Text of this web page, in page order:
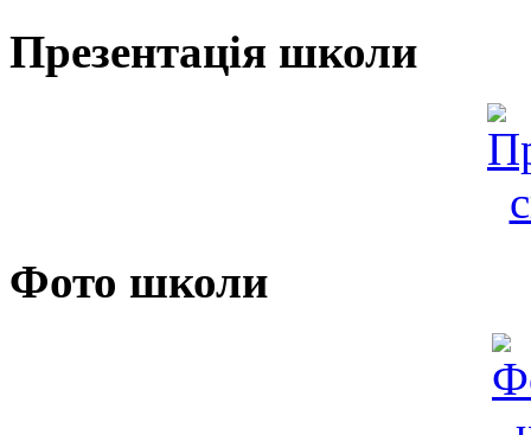
Презентація школи
Фото школи